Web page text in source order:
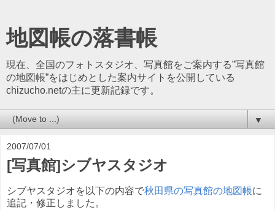
地図帳の落書帳
現在、全国のフォトスタジオ、写真館をご案内する”写真館
の地図帳”をはじめとした案内サイトを公開している
chizucho.netの主に更新記録です。
▼
2007/07/01
[写真館]シブヤスタジオ
シブヤスタジオを以下の内容で秋田県の写真館の地図帳に
追記・修正しました。